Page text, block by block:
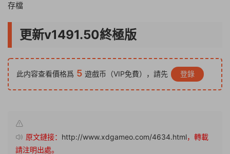
存檔
更新v1491.50終極版
此内容查看價格爲 5 遊戲币（VIP免費），請先 登錄
原文鏈接： http://www.xdgameo.com/4634.html，轉載
請注明出處。